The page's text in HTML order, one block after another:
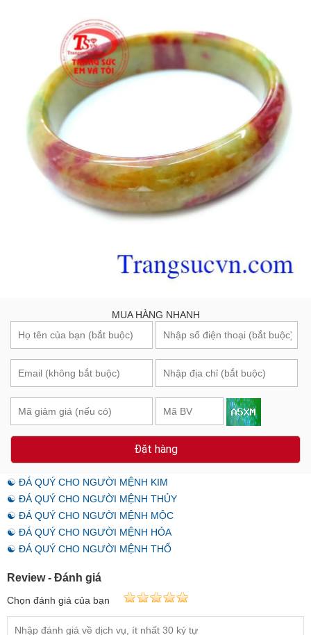
MUA HÀNG NHANH
Đặt hàng
☯ ĐÁ QUÝ CHO NGƯỜI MỆNH KIM
☯ ĐÁ QUÝ CHO NGƯỜI MỆNH THỦY
☯ ĐÁ QUÝ CHO NGƯỜI MỆNH MỘC
☯ ĐÁ QUÝ CHO NGƯỜI MỆNH HỎA
☯ ĐÁ QUÝ CHO NGƯỜI MỆNH THỔ
Review - Đánh giá
Chọn đánh giá của bạn